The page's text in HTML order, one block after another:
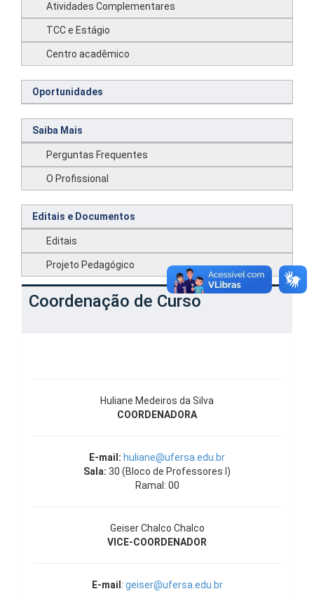
Atividades Complementares
TCC e Estágio
Centro acadêmico
Oportunidades
Saiba Mais
Perguntas Frequentes
O Profissional
Editais e Documentos
Editais
Projeto Pedagógico
Coordenação de Curso
Huliane Medeiros da Silva
COORDENADORA
E-mail: huliane@ufersa.edu.br
Sala: 30 (Bloco de Professores I)
Ramal: 00
Geiser Chalco Chalco
VICE-COORDENADOR
E-mail : geiser@ufersa.edu.br